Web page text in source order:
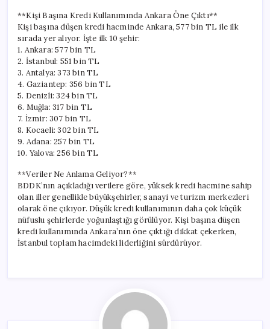
**Kişi Başına Kredi Kullanımında Ankara Öne Çıktı**
Kişi başına düşen kredi hacminde Ankara, 577 bin TL ile ilk
sırada yer alıyor. İşte ilk 10 şehir:
1. Ankara: 577 bin TL
2. İstanbul: 551 bin TL
3. Antalya: 373 bin TL
4. Gaziantep: 356 bin TL
5. Denizli: 324 bin TL
6. Muğla: 317 bin TL
7. İzmir: 307 bin TL
8. Kocaeli: 302 bin TL
9. Adana: 257 bin TL
10. Yalova: 256 bin TL
**Veriler Ne Anlama Geliyor?**
BDDK’nın açıkladığı verilere göre, yüksek kredi hacmine sahip
olan iller genellikle büyükşehirler, sanayi ve turizm merkezleri
olarak öne çıkıyor. Düşük kredi kullanımının daha çok küçük
nüfuslu şehirlerde yoğunlaştığı görülüyor. Kişi başına düşen
kredi kullanımında Ankara’nın öne çıktığı dikkat çekerken,
İstanbul toplam hacimdeki liderliğini sürdürüyor.